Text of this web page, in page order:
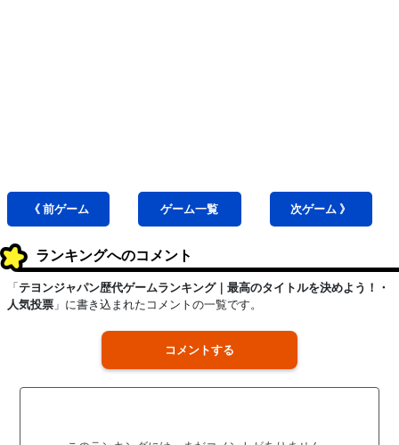
《 前ゲーム ゲーム一覧 次ゲーム 》
ランキングへのコメント
「 テヨンジャパン歴代ゲームランキング｜最高のタイトルを決めよう！・
人気投票 」に書き込まれたコメントの一覧です。
コメントする